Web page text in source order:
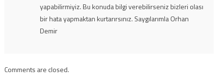
yapabilirmiyiz. Bu konuda bilgi verebilirseniz bizleri olası
bir hata yapmaktan kurtarırsınız. Saygılarımla Orhan
Demir
Comments are closed.